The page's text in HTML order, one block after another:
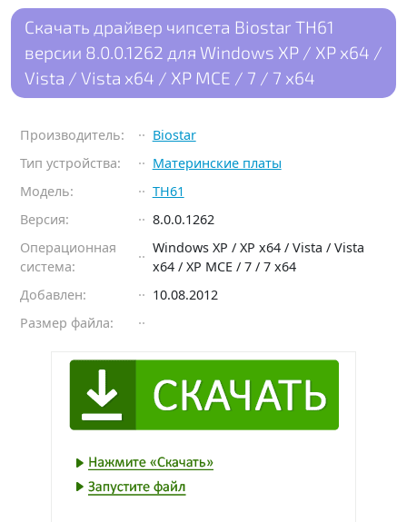
Скачать драйвер чипсета Biostar TH61
версии 8.0.0.1262 для Windows XP / XP x64 /
Vista / Vista x64 / XP MCE / 7 / 7 x64
Производитель:
Biostar
Тип устройства:
Материнские платы
Модель:
TH61
Версия:
8.0.0.1262
Операционная
система:
Windows XP / XP x64 / Vista / Vista
x64 / XP MCE / 7 / 7 x64
Добавлен:
10.08.2012
Размер файла: